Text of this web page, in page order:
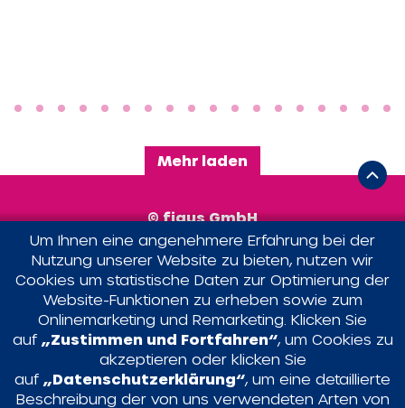
Mehr laden
© figus GmbH
Domstraße 55–73
50668 Köln
Telefon:+49 (0)221/13 99 55 11
Mail:post@figus.koeln
Newsletter
Melden Sie sich zum
figus - Forschungskompass an.
Um Ihnen eine angenehmere Erfahrung bei der
Nutzung unserer Website zu bieten, nutzen wir
Cookies um statistische Daten zur Optimierung der
Website-Funktionen zu erheben sowie zum
Onlinemarketing und Remarketing. Klicken Sie
auf „Zustimmen und Fortfahren“, um Cookies zu
akzeptieren oder klicken Sie
auf „Datenschutzerklärung“, um eine detaillierte
Beschreibung der von uns verwendeten Arten von